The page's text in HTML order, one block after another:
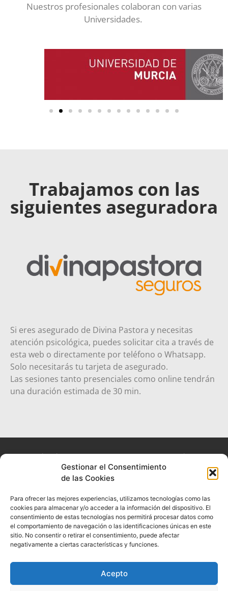
Gestionar el Consentimiento
de las Cookies
Para ofrecer las mejores experiencias, utilizamos tecnologías como las
cookies para almacenar y/o acceder a la información del dispositivo. El
consentimiento de estas tecnologías nos permitirá procesar datos como
el comportamiento de navegación o las identificaciones únicas en este
sitio. No consentir o retirar el consentimiento, puede afectar
negativamente a ciertas características y funciones.
Acepto
Nuestros profesionales colaboran con varias
Universidades.
Trabajamos con las
siguientes aseguradora
Si eres asegurado de Divina Pastora y necesitas
atención psicológica, puedes solicitar cita a través de
esta web o directamente por teléfono o Whatsapp.
Solo necesitarás tu tarjeta de asegurado.
Las sesiones tanto presenciales como online tendrán
una duración estimada de 30 min.
La experiencia que queremos que nuestros usuarios
experimenten es la de acudir consulta y sentirse en un
lugar seguro, cómodo y confortable.
Textos legales
Aviso legal
Política de privacidad
Política de cookies
Síguenos